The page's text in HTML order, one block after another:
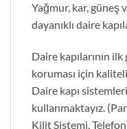
Yağmur, kar, güneş
dayanıklı daire
Daire kapılarının
koruması için
Daire kapı
kullanmaktayız.
Kilit Sistemi,